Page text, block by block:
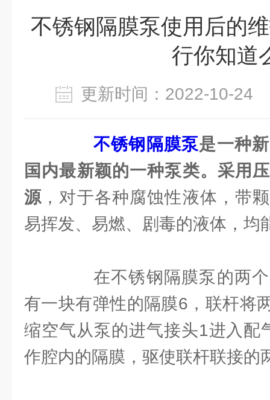
不锈钢隔膜泵使用后的
行你知道
更新时间：2022-10-
不锈钢隔膜泵是一种
国内最新颖的一种泵类。采用
源 ，对于各种腐蚀性液体，带
易挥发、易燃、剧毒的液体，均
在不锈钢隔膜泵的两个
有一块有弹性的隔膜6，联杆将
缩空气从泵的进气接头1进入配
作腔内的隔膜，驱使联杆联接的